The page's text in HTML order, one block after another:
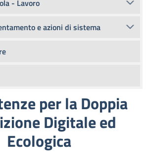
per la Doppia
Digitale ed
Ecologica
- Lavoro
e azioni di sistema